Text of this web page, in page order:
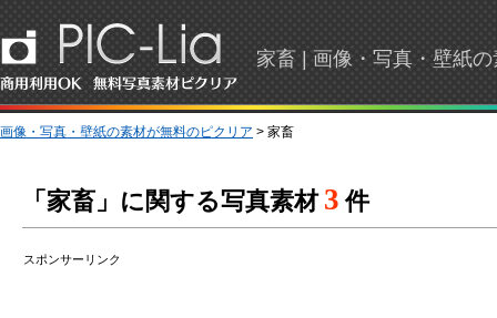
家畜 | 画像・写真・壁紙
画像・写真・壁紙の素材が無料のピクリア > 家畜
「家畜」に関する写真素材 3 件
スポンサーリンク